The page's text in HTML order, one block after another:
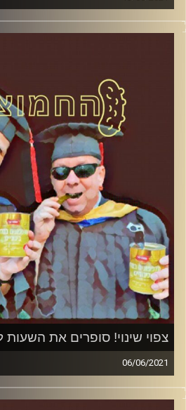
החמוצים – בפעם הרביעית
עם פרופסור בועז בן-דוד
הירשברגר
והפעם: מה נשתנה הלילה
קרדיט תמונות:AudioVersity
צפוי שינוי! סופרים את
06/06/2021
החמוצים – בפעם הרביעית